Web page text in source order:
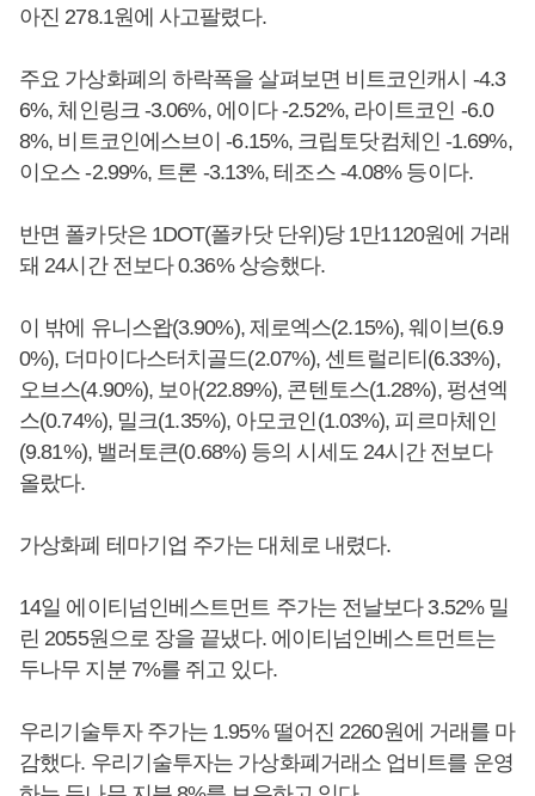
아진 278.1원에 사고팔렸다.
주요 가상화폐의 하락폭을 살펴보면 비트코인캐시 -4.3
6%, 체인링크 -3.06%, 에이다 -2.52%, 라이트코인 -6.0
8%, 비트코인에스브이 -6.15%, 크립토닷컴체인 -1.69%,
이오스 -2.99%, 트론 -3.13%, 테조스 -4.08% 등이다.
반면 폴카닷은 1DOT(폴카닷 단위)당 1만1120원에 거래
돼 24시간 전보다 0.36% 상승했다.
이 밖에 유니스왑(3.90%), 제로엑스(2.15%), 웨이브(6.9
0%), 더마이다스터치골드(2.07%), 센트럴리티(6.33%),
오브스(4.90%), 보아(22.89%), 콘텐토스(1.28%), 펑션엑
스(0.74%), 밀크(1.35%), 아모코인(1.03%), 피르마체인
(9.81%), 밸러토큰(0.68%) 등의 시세도 24시간 전보다
올랐다.
가상화폐 테마기업 주가는 대체로 내렸다.
14일 에이티넘인베스트먼트 주가는 전날보다 3.52% 밀
린 2055원으로 장을 끝냈다. 에이티넘인베스트먼트는
두나무 지분 7%를 쥐고 있다.
우리기술투자 주가는 1.95% 떨어진 2260원에 거래를 마
감했다. 우리기술투자는 가상화폐거래소 업비트를 운영